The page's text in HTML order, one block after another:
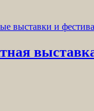
выставки и